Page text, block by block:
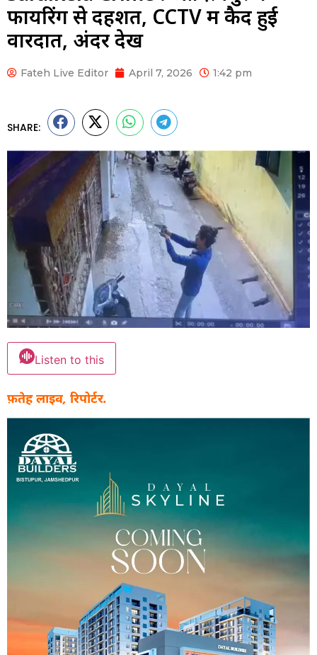
फायरिंग से दहशत, CCTV में कैद हुई
वारदात, अंदर देखें
Fateh Live Editor April 7, 2026 1:42 pm
SHARE:
Listen to this
फ़तेह लाइव, रिपोर्टर.